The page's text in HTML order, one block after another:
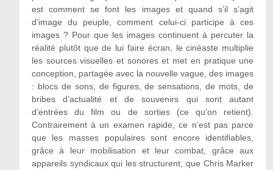
est comment se font les images et quand s’il s’agit
d’image du peuple, comment celui-ci participe à ces
images ? Pour que les images continuent à percuter la
réalité plutôt que de lui faire écran, le cinéaste multiplie
les sources visuelles et sonores et met en pratique une
conception, partagée avec la nouvelle vague, des images
: blocs de sons, de figures, de sensations, de mots, de
bribes d’actualité et de souvenirs qui sont autant
d’entrées du film ou de sorties (ce qu’on retient).
Contrairement à un examen rapide, ce n’est pas parce
que les masses populaires sont encore identifiables,
grâce à leur mobilisation et leur combat, grâce aux
appareils syndicaux qui les structurent, que Chris Marker